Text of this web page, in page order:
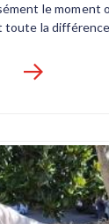
le moment
toute la